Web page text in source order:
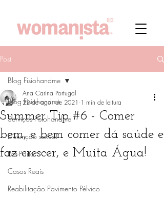
Post
Blog Fisiohandme
Serviços Fisiohandme
Disfunção sexual
Pós-Parto
Casos Reais
Reabilitação Pavimento Pélvico
Blog Fisiohandme
Summer Tip #6 - Comer
bem, e bem comer dá saúde e
faz crescer, e Muita Água!
Ana Carina Portugal
22 de ago. de 2021 1 min de leitura